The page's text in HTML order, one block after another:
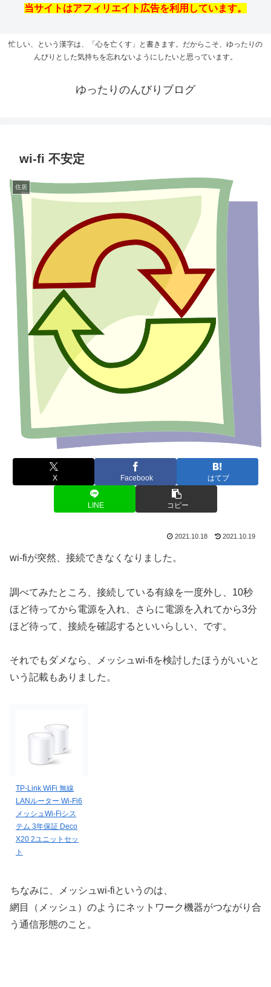
当サイトはアフィリエイト広告を利用しています。
忙しい、という漢字は、「心を亡くす」と書きます。だからこそ、ゆったりの
んびりとした気持ちを忘れないようにしたいと思っています。
ゆったりのんびりブログ
wi-fi 不安定
住居
X Facebook はてブ
LINE コピー
2021.10.18 2021.10.19
wi-fiが突然、接続できなくなりました。
調べてみたところ、接続している有線を一度外し、10秒
ほど待ってから電源を入れ、さらに電源を入れてから3分
ほど待って、接続を確認するといいらしい、です。
それでもダメなら、メッシュwi-fiを検討したほうがいいと
いう記載もありました。
TP-Link WiFi 無線
LANルーター Wi-Fi6
メッシュWi-Fiシス
テム 3年保証 Deco
X20 2ユニットセッ
ト
ちなみに、メッシュwi-fiというのは、
網目（メッシュ）のようにネットワーク機器がつながり合
う通信形態のこと。